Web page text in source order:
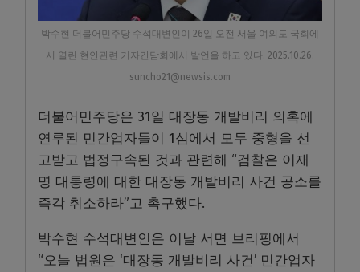
박수현 더불어민주당 수석대변인이 26일 오전 서울 여의도 국회에
서 열린 현안관련 기자간담회에서 발언을 하고 있다. 2025.10.26.
suncho21@newsis.com
더불어민주당은 31일 대장동 개발비리 의혹에
연루된 민간업자들이 1심에서 모두 중형을 선
고받고 법정구속된 것과 관련해 “검찰은 이재
명 대통령에 대한 대장동 개발비리 사건 공소를
즉각 취소하라”고 촉구했다.
박수현 수석대변인은 이날 서면 브리핑에서
“오늘 법원은 ‘대장동 개발비리 사건’ 민간업자